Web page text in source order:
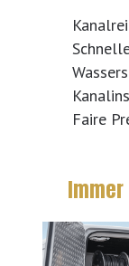
Faire
Immer